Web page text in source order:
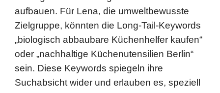
oder „nachhaltige Küchenutensilien Berlin“
sein. Diese Keywords spiegeln ihre
Suchabsicht wider und erlauben es, speziell
auf ihre Bedürfnisse einzugehen. Durch die
Kombination von Suchvolumen, Relevanz
und Schwierigkeitsgrad priorisieren Sie diese